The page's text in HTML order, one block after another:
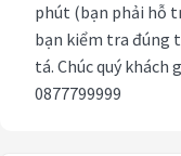
phút (bạn phải hỗ
bạn kiểm tra đúng
tá. Chúc quý khách
0877799999